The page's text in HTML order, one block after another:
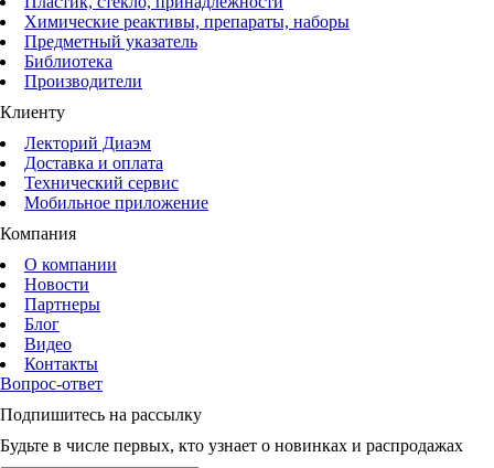
Химические реактивы, препараты, наборы
Предметный указатель
Библиотека
Производители
Клиенту
Лекторий Диаэм
Доставка и оплата
Технический сервис
Мобильное приложение
Компания
О компании
Новости
Партнеры
Блог
Видео
Контакты
Вопрос-ответ
Подпишитесь на рассылку
Будьте в числе первых, кто узнает о новинках и распродажах